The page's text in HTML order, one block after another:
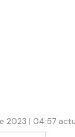
2023 | 04:57